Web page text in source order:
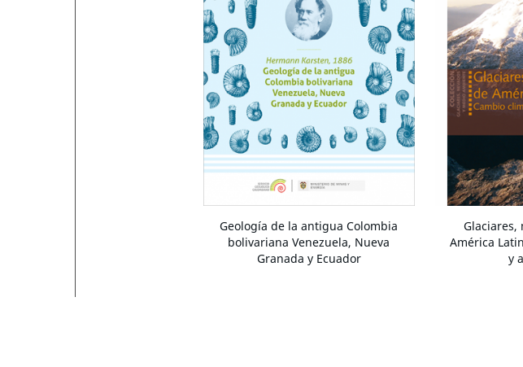
Geología de la antigua Colombia
bolivariana Venezuela, Nueva
Granada y Ecuador
Glaciares,
América
y